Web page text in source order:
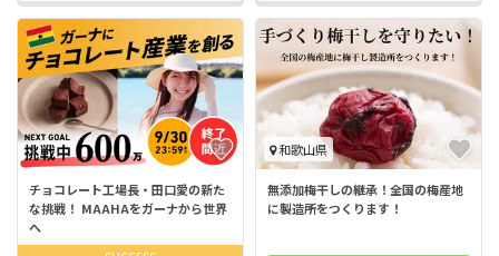
チョコレート工場長・田口愛の新た
な挑戦！ MAAHAをガーナから世界
へ
和歌山県
無添加梅干しの継承！全国の梅産地
に製造所をつくります！